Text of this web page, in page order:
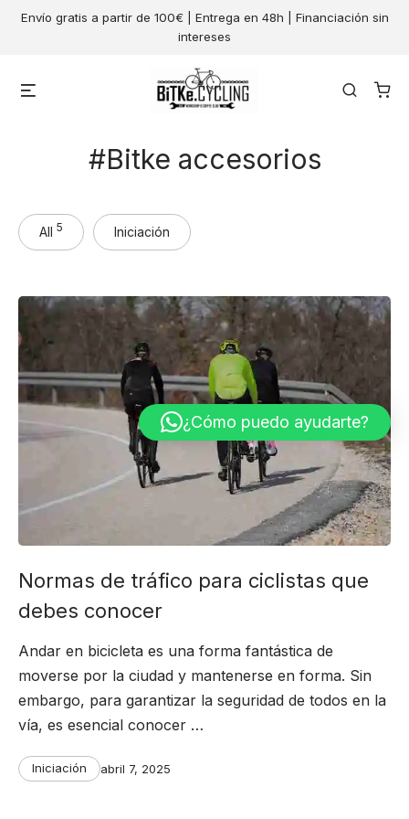
SkipEnvío gratis a partir de 100€ | Entrega en 48h | Financiación sin
intereses
Search
Bitke accesorios
All 5 Iniciación
Normas de tráfico para ciclistas que
debes conocer
Andar en bicicleta es una forma fantástica de
moverse por la ciudad y mantenerse en forma. Sin
embargo, para garantizar la seguridad de todos en la
vía, es esencial conocer …
Categories
Iniciación
Post
abril 7, 2025
¿Cómo puedo ayudarte?